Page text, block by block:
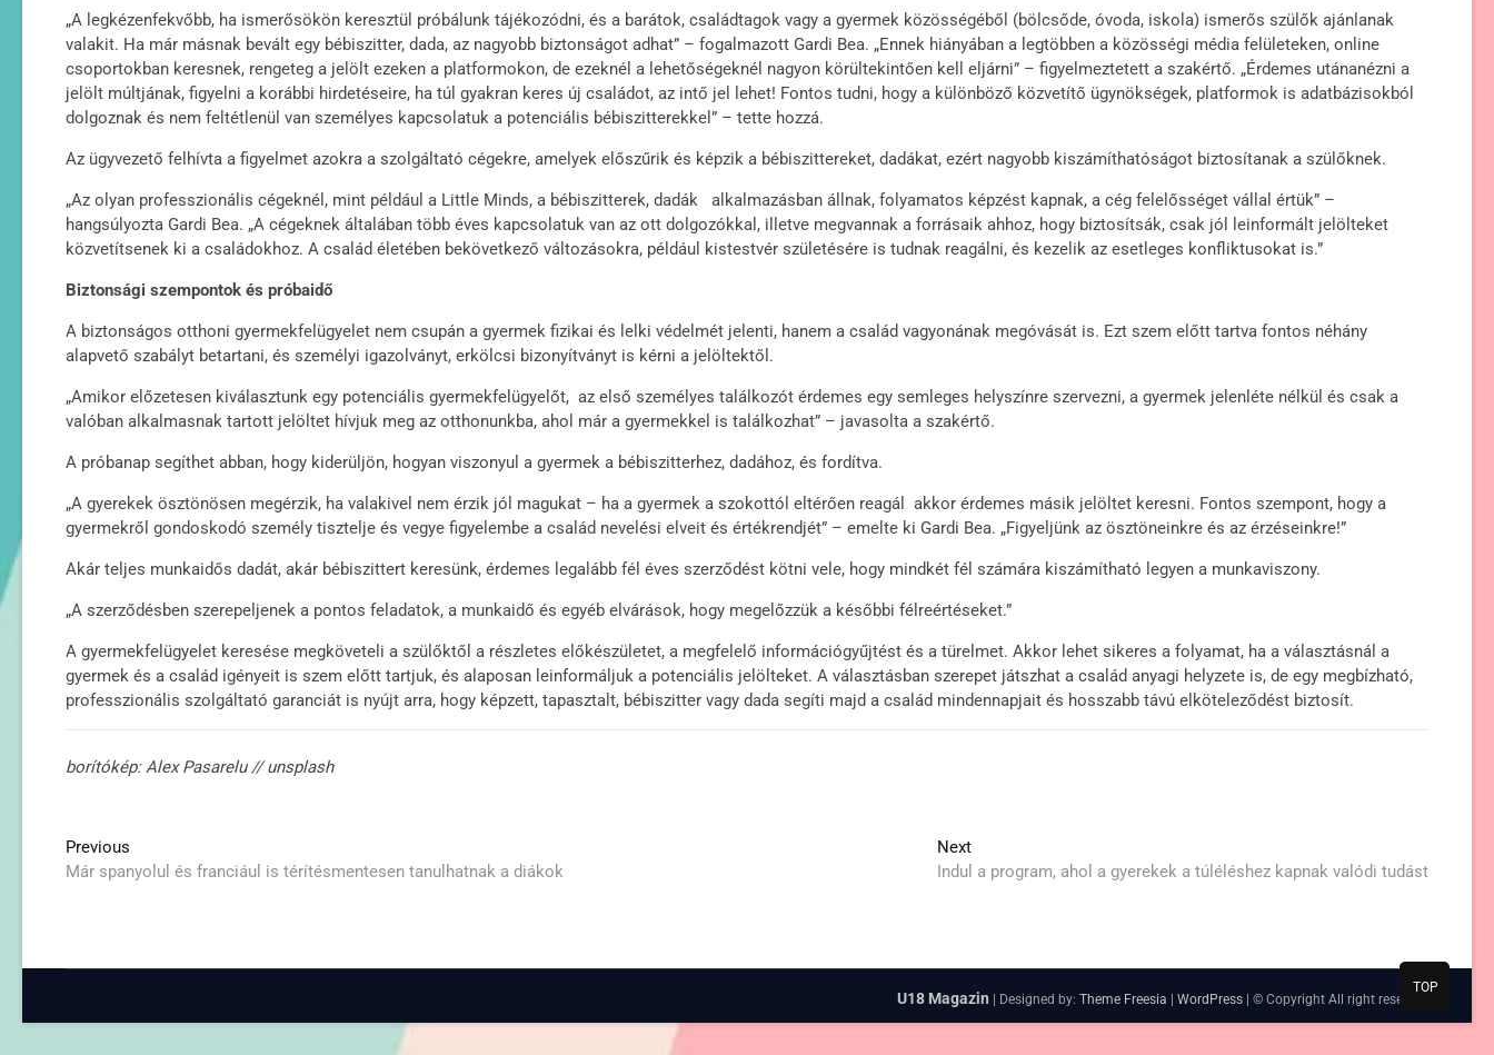
„A legkézenfekvőbb, ha ismerősökön keresztül próbálunk tájékozódni, és a barátok, családtagok vagy a gyermek közösségéből (bölcsőde, óvoda, iskola) ismerős szülők ajánlanak
valakit. Ha már másnak bevált egy bébiszitter, dada, az nagyobb biztonságot adhat” – fogalmazott Gardi Bea. „Ennek hiányában a legtöbben a közösségi média felületeken, online
csoportokban keresnek, rengeteg a jelölt ezeken a platformokon, de ezeknél a lehetőségeknél nagyon körültekintően kell eljárni” – figyelmeztetett a szakértő. „Érdemes utánanézni a
jelölt múltjának, figyelni a korábbi hirdetéseire, ha túl gyakran keres új családot, az intő jel lehet! Fontos tudni, hogy a különböző közvetítő ügynökségek, platformok is adatbázisokból
dolgoznak és nem feltétlenül van személyes kapcsolatuk a potenciális bébiszitterekkel” – tette hozzá.
Az ügyvezető felhívta a figyelmet azokra a szolgáltató cégekre, amelyek előszűrik és képzik a bébiszittereket, dadákat, ezért nagyobb kiszámíthatóságot biztosítanak a szülőknek.
„Az olyan professzionális cégeknél, mint például a Little Minds, a bébiszitterek, dadák alkalmazásban állnak, folyamatos képzést kapnak, a cég felelősséget vállal értük” –
hangsúlyozta Gardi Bea. „A cégeknek általában több éves kapcsolatuk van az ott dolgozókkal, illetve megvannak a forrásaik ahhoz, hogy biztosítsák, csak jól leinformált jelölteket
közvetítsenek ki a családokhoz. A család életében bekövetkező változásokra, például kistestvér születésére is tudnak reagálni, és kezelik az esetleges konfliktusokat is.”
Biztonsági szempontok és próbaidő
A biztonságos otthoni gyermekfelügyelet nem csupán a gyermek fizikai és lelki védelmét jelenti, hanem a család vagyonának megóvását is. Ezt szem előtt tartva fontos néhány
alapvető szabályt betartani, és személyi igazolványt, erkölcsi bizonyítványt is kérni a jelöltektől.
„Amikor előzetesen kiválasztunk egy potenciális gyermekfelügyelőt, az első személyes találkozót érdemes egy semleges helyszínre szervezni, a gyermek jelenléte nélkül és csak a
valóban alkalmasnak tartott jelöltet hívjuk meg az otthonunkba, ahol már a gyermekkel is találkozhat” – javasolta a szakértő.
A próbanap segíthet abban, hogy kiderüljön, hogyan viszonyul a gyermek a bébiszitterhez, dadához, és fordítva.
„A gyerekek ösztönösen megérzik, ha valakivel nem érzik jól magukat – ha a gyermek a szokottól eltérően reagál akkor érdemes másik jelöltet keresni. Fontos szempont, hogy a
gyermekről gondoskodó személy tisztelje és vegye figyelembe a család nevelési elveit és értékrendjét” – emelte ki Gardi Bea. „Figyeljünk az ösztöneinkre és az érzéseinkre!”
Akár teljes munkaidős dadát, akár bébiszittert keresünk, érdemes legalább fél éves szerződést kötni vele, hogy mindkét fél számára kiszámítható legyen a munkaviszony.
„A szerződésben szerepeljenek a pontos feladatok, a munkaidő és egyéb elvárások, hogy megelőzzük a későbbi félreértéseket.”
A gyermekfelügyelet keresése megköveteli a szülőktől a részletes előkészületet, a megfelelő információgyűjtést és a türelmet. Akkor lehet sikeres a folyamat, ha a választásnál a
gyermek és a család igényeit is szem előtt tartjuk, és alaposan leinformáljuk a potenciális jelölteket. A választásban szerepet játszhat a család anyagi helyzete is, de egy megbízható,
professzionális szolgáltató garanciát is nyújt arra, hogy képzett, tapasztalt, bébiszitter vagy dada segíti majd a család mindennapjait és hosszabb távú elköteleződést biztosít.
borítókép: Alex Pasarelu // unsplash
Post
navigation
Previous
post:
Már spanyolul és franciául is térítésmentesen tanulhatnak a diákok
NextNext
post:
Indul a program, ahol a gyerekek a túléléshez kapnak valódi tudást
U18 Magazin | Designed by: Theme Freesia WordPress| © Copyright All right reserved
TOP